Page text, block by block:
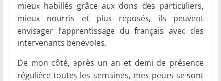
mieux habillés grâce aux dons des particuliers,
mieux nourris et plus reposés, ils peuvent
envisager l’apprentissage du français avec des
intervenants bénévoles.
De mon côté, après un an et demi de présence
régulière toutes les semaines, mes peurs se sont